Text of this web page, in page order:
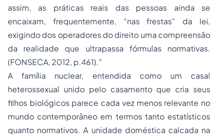
assim, as práticas reais das pessoas ainda se
encaixam, frequentemente, “nas frestas” da lei,
exigindo dos operadores do direito uma compreensão
da realidade que ultrapassa fórmulas normativas.
(FONSECA, 2012, p.461).”
A família nuclear, entendida como um casal
heterossexual unido pelo casamento que cria seus
filhos biológicos parece cada vez menos relevante no
mundo contemporâneo em termos tanto estatísticos
quanto normativos. A unidade doméstica calcada na